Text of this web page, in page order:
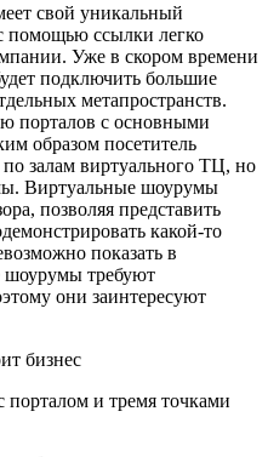
свой уникальный
помощью ссылки легко
Уже в скором времени
подключить большие
метапространств.
порталов с основными
образом посетитель
залам виртуального ТЦ, но
Виртуальные шоурумы
позволяя представить
какой-то
показать в
шоурумы требуют
они заинтересуют
порталом и тремя точками